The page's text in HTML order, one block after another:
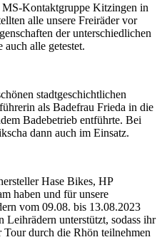
Kontaktgruppe Kitzingen in
alle unsere Freiräder vor
der unterschiedlichen
alle getestet.
stadtgeschichtlichen
als Badefrau Frieda in die
Badebetrieb entführte. Bei
dann auch im Einsatz.
Hase Bikes, HP
haben und für unsere
vom 09.08. bis 13.08.2023
Leihrädern unterstützt, sodass ihr
Tour durch die Rhön teilnehmen